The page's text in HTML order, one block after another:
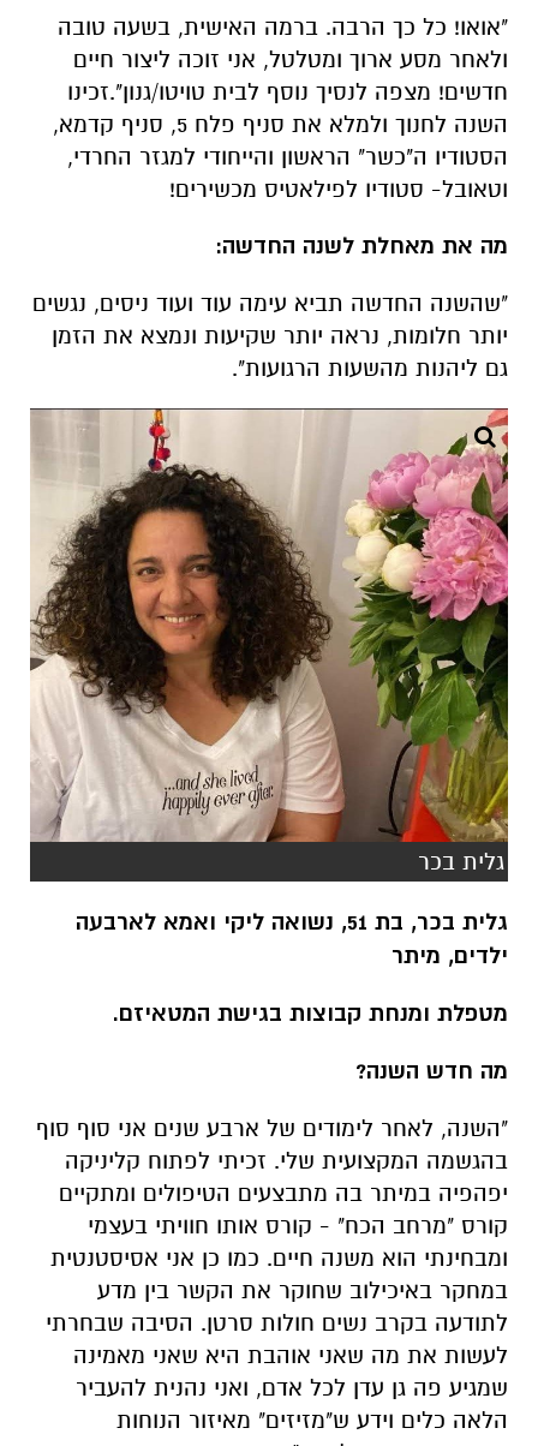
"אואו! כל כך הרבה. ברמה האישית, בשעה טובה
ולאחר מסע ארוך ומטלטל, אני זוכה ליצור חיים
חדשים! מצפה לנסיך נוסף לבית טויטו/גנון".זכינו
השנה לחנוך ולמלא את סניף פלח 5, סניף קדמא,
הסטודיו ה"כשר" הראשון והייחודי למגזר החרדי,
וטאובל- סטודיו לפילאטיס מכשירים!
מה את מאחלת לשנה החדשה:
"שהשנה החדשה תביא עימה עוד ועוד ניסים, נגשים
יותר חלומות, נראה יותר שקיעות ונמצא את הזמן
גם ליהנות מהשעות הרגועות".
גלית בכר
גלית בכר, בת 51, נשואה ליקי ואמא לארבעה
ילדים, מיתר
מטפלת ומנחת קבוצות בגישת המטאיזם.
מה חדש השנה?
"השנה, לאחר לימודים של ארבע שנים אני סוף סוף
בהגשמה המקצועית שלי. זכיתי לפתוח קליניקה
יפהפיה במיתר בה מתבצעים הטיפולים ומתקיים
קורס "מרחב הכח" - קורס אותו חוויתי בעצמי
ומבחינתי הוא משנה חיים. כמו כן אני אסיסטנטית
במחקר באיכילוב שחוקר את הקשר בין מדע
לתודעה בקרב נשים חולות סרטן. הסיבה שבחרתי
לעשות את מה שאני אוהבת היא שאני מאמינה
שמגיע פה גן עדן לכל אדם, ואני נהנית להעביר
הלאה כלים וידע ש"מזיזים" מאיזור הנוחות